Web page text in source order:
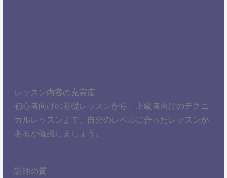
レッスン内容の充実度
初心者向けの基礎レッスンから、上級者向けのテクニ
カルレッスンまで、自分のレベルに合ったレッスンが
あるか確認しましょう。
講師の質